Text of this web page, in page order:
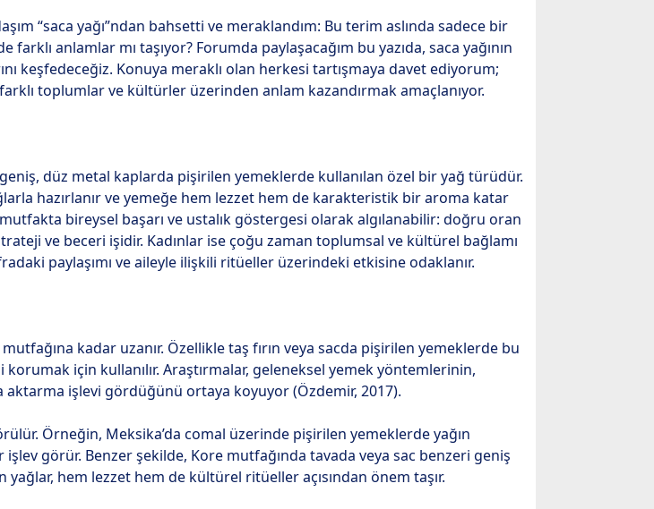
“saca yağı”ndan bahsetti ve meraklandım: Bu terim aslında sadece bir
anlamlar mı taşıyor? Forumda paylaşacağım bu yazıda, saca yağının
keşfedeceğiz. Konuya meraklı olan herkesi tartışmaya davet ediyorum;
toplumlar ve kültürler üzerinden anlam kazandırmak amaçlanıyor.
düz metal kaplarda pişirilen yemeklerde kullanılan özel bir yağ türüdür.
hazırlanır ve yemeğe hem lezzet hem de karakteristik bir aroma katar
mutfakta bireysel başarı ve ustalık göstergesi olarak algılanabilir: doğru oran
ve beceri işidir. Kadınlar ise çoğu zaman toplumsal ve kültürel bağlamı
paylaşımı ve aileyle ilişkili ritüeller üzerindeki etkisine odaklanır.
kadar uzanır. Özellikle taş fırın veya sacda pişirilen yemeklerde bu
için kullanılır. Araştırmalar, geleneksel yemek yöntemlerinin,
işlevi gördüğünü ortaya koyuyor (Özdemir, 2017).
Örneğin, Meksika’da comal üzerinde pişirilen yemeklerde yağın
işlev görür. Benzer şekilde, Kore mutfağında tavada veya sac benzeri geniş
hem lezzet hem de kültürel ritüeller açısından önem taşır.